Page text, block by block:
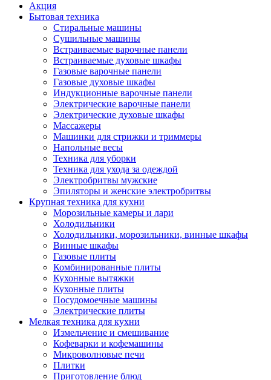
Акция
Бытовая техника
Стиральные машины
Сушильные машины
Встраиваемые варочные панели
Встраиваемые духовые шкафы
Газовые варочные панели
Газовые духовые шкафы
Индукционные варочные панели
Электрические варочные панели
Электрические духовые шкафы
Массажеры
Машинки для стрижки и триммеры
Напольные весы
Техника для уборки
Техника для ухода за одеждой
Электробритвы мужские
Эпиляторы и женские электробритвы
Крупная техника для кухни
Морозильные камеры и лари
Холодильники
Холодильники, морозильники, винные шкафы
Винные шкафы
Газовые плиты
Комбинированные плиты
Кухонные вытяжки
Кухонные плиты
Посудомоечные машины
Электрические плиты
Мелкая техника для кухни
Измельчение и смешивание
Кофеварки и кофемашины
Микроволновые печи
Плитки
Приготовление блюд